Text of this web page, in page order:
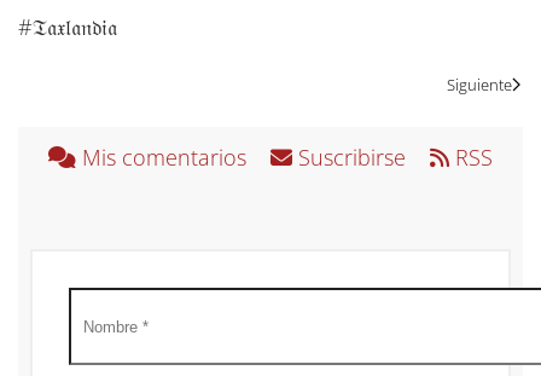
#𝔗𝔞𝔵𝔩𝔞𝔫𝔡𝔦𝔞
Siguiente
Mis comentarios Suscribirse RSS